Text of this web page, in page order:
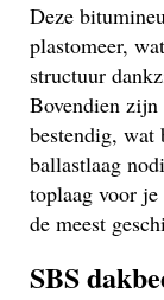
Deze
plastomeer,
structuur
Bovendien zijn
bestendig, wat
ballastlaag
toplaag voor
de meest
SBS